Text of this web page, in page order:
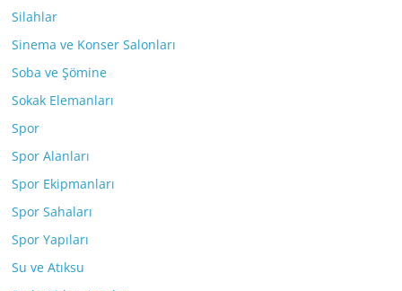
Silahlar
Sinema ve Konser Salonları
Soba ve Şömine
Sokak Elemanları
Spor
Spor Alanları
Spor Ekipmanları
Spor Sahaları
Spor Yapıları
Su ve Atıksu